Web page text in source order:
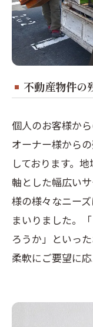
不動産物件の
個人のお客様か
オーナー様から
しております。
軸とした幅広い
様の様々なニー
まいりました。
ろうか」といっ
柔軟にご要望に応